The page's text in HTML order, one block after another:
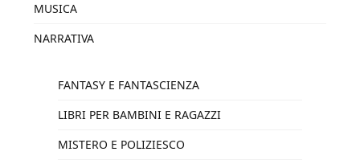
MUSICA
NARRATIVA
FANTASY E FANTASCIENZA
LIBRI PER BAMBINI E RAGAZZI
MISTERO E POLIZIESCO